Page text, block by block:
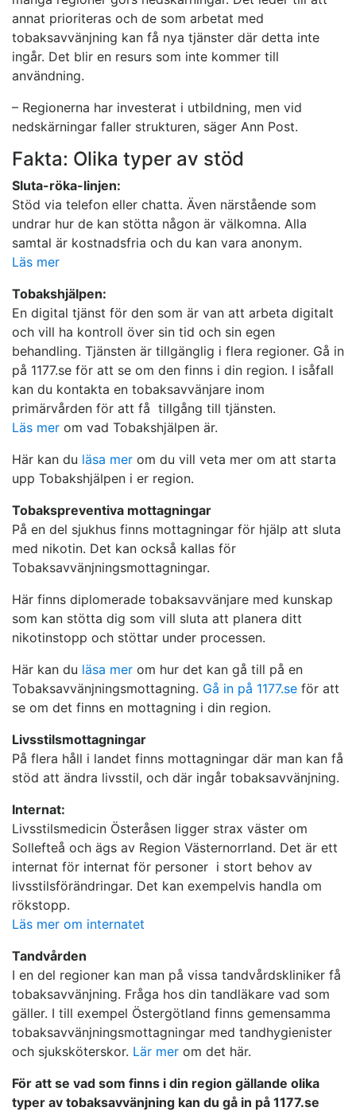
annat prioriteras och de som arbetat med
tobaksavvänjning kan få nya tjänster där detta inte
ingår. Det blir en resurs som inte kommer till
användning.
– Regionerna har investerat i utbildning, men vid
nedskärningar faller strukturen, säger Ann Post.
Fakta: Olika typer av stöd
Sluta-röka-linjen:
Stöd via telefon eller chatta. Även närstående som
undrar hur de kan stötta någon är välkomna. Alla
samtal är kostnadsfria och du kan vara anonym.
Läs mer
Tobakshjälpen:
En digital tjänst för den som är van att arbeta digitalt
och vill ha kontroll över sin tid och sin egen
behandling. Tjänsten är tillgänglig i flera regioner. Gå in
på 1177.se för att se om den finns i din region. I isåfall
kan du kontakta en tobaksavvänjare inom
primärvården för att få tillgång till tjänsten.
Läs mer om vad Tobakshjälpen är.
Här kan du läsa mer om du vill veta mer om att starta
upp Tobakshjälpen i er region.
Tobakspreventiva mottagningar
På en del sjukhus finns mottagningar för hjälp att sluta
med nikotin. Det kan också kallas för
Tobaksavvänjningsmottagningar.
Här finns diplomerade tobaksavvänjare med kunskap
som kan stötta dig som vill sluta att planera ditt
nikotinstopp och stöttar under processen.
Här kan du läsa mer om hur det kan gå till på en
Tobaksavvänjningsmottagning. Gå in på 1177.se för att
se om det finns en mottagning i din region.
Livsstilsmottagningar
På flera håll i landet finns mottagningar där man kan få
stöd att ändra livsstil, och där ingår tobaksavvänjning.
Internat:
Livsstilsmedicin Österåsen ligger strax väster om
Sollefteå och ägs av Region Västernorrland. Det är ett
internat för internat för personer i stort behov av
livsstilsförändringar. Det kan exempelvis handla om
rökstopp.
Läs mer om internatet
Tandvården
I en del regioner kan man på vissa tandvårdskliniker få
tobaksavvänjning. Fråga hos din tandläkare vad som
gäller. I till exempel Östergötland finns gemensamma
tobaksavvänjningsmottagningar med tandhygienister
och sjuksköterskor. Lär mer om det här.
För att se vad som finns i din region gällande olika
typer av tobaksavvänjning kan du gå in på 1177.se